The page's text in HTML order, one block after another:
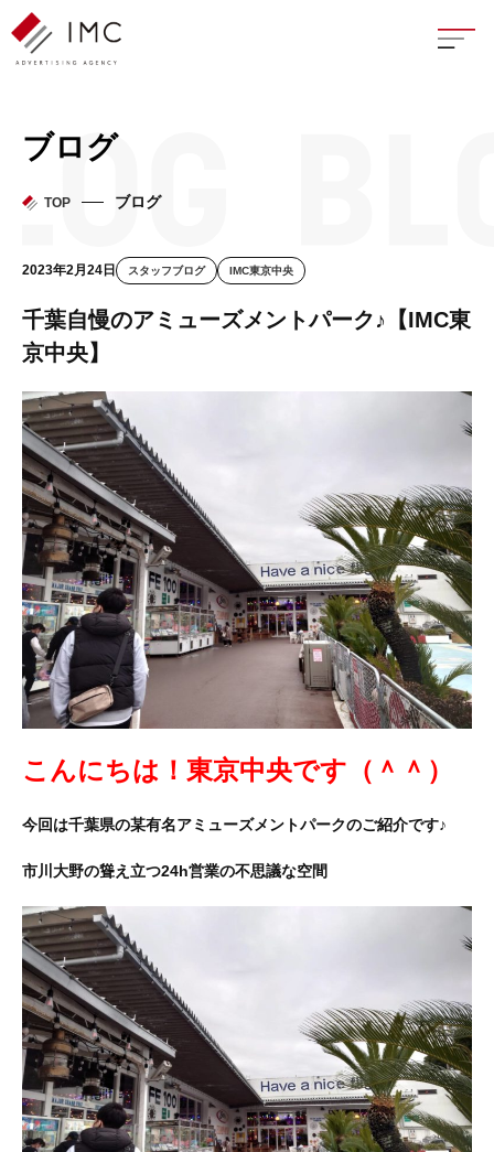
座談
ブログ
TOP ブログ
2023年2月24日 スタッフブログ IMC東京中央
千葉自慢のアミューズメントパーク♪【IMC東
京中央】
こんにちは！東京中央です（＾＾）
今回は千葉県の某有名アミューズメントパークのご紹介です♪
市川大野の聳え立つ24h営業の不思議な空間